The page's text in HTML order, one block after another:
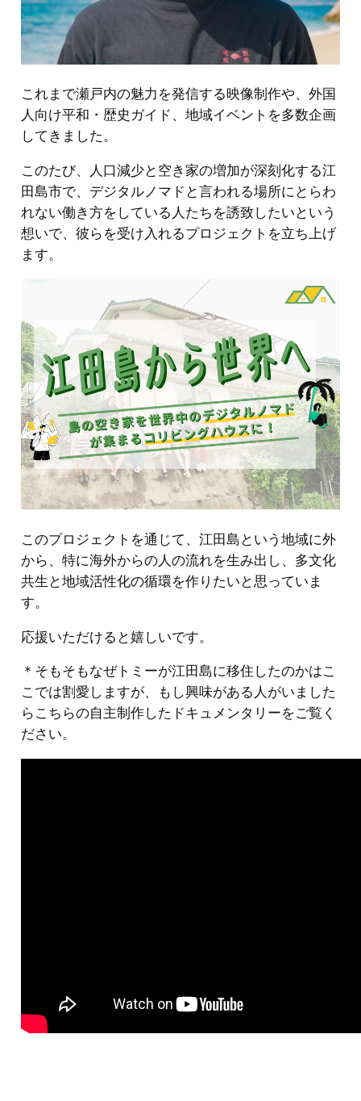
これまで瀬戸内の魅力を発信する映像制作や、外国
人向け平和・歴史ガイド、地域イベントを多数企画
してきました。
このたび、人口減少と空き家の増加が深刻化する江
田島市で、デジタルノマドと言われる場所にとらわ
れない働き方をしている人たちを誘致したいという
想いで、彼らを受け入れるプロジェクトを立ち上げ
ます。
このプロジェクトを通じて、江田島という地域に外
から、特に海外からの人の流れを生み出し、多文化
共生と地域活性化の循環を作りたいと思っていま
す。
応援いただけると嬉しいです。
＊そもそもなぜトミーが江田島に移住したのかはこ
こでは割愛しますが、もし興味がある人がいました
らこちらの自主制作したドキュメンタリーをご覧く
ださい。